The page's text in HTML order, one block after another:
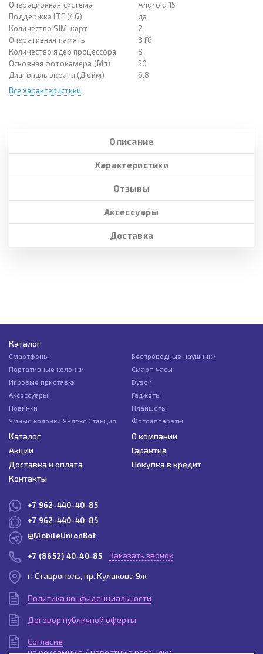
Операционная система
Android 15
Поддержка LTE (4G)
да
Количество SIM-карт
2
Оперативная память
8 Гб
Количество ядер процессора
8
Основная фотокамера (Мп)
50
Диагональ экрана (Дюйм)
6.8
Все характеристики
Описание
Характеристики
Отзывы
Аксессуары
Доставка
Каталог
Смартфоны
Беспроводные наушники
Портативные колонки
Смарт-часы
Игровые приставки
Dyson
Аксессуары
Гаджеты
Новинки
Планшеты
Умные колонки Яндекс.Станция
Фотоаппараты
Каталог
О компании
Акции
Гарантия
Доставка и оплата
Покупка в кредит
Контакты
+7 962-440-40-85
+7 962-440-40-85
@MobileUnionBot
+7 (8652) 40-40-85 Заказать звонок
г. Ставрополь, пр. Кулакова 9ж
Политика конфиденциальности
Договор публичной оферты
Согласие
на рекламную / новостную рассылку